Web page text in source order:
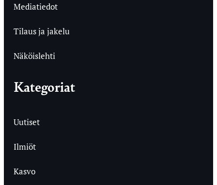
Mediatiedot
Tilaus ja jakelu
Näköislehti
Kategoriat
Uutiset
Ilmiöt
Kasvo